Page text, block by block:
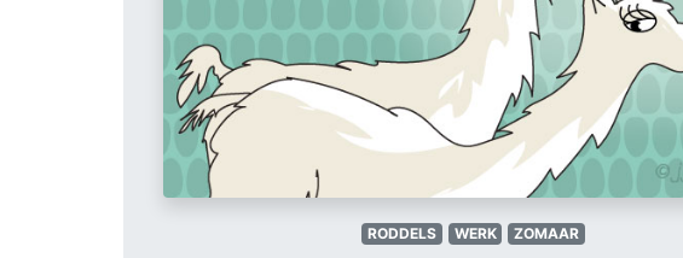
RODDELS WERK ZOMAAR